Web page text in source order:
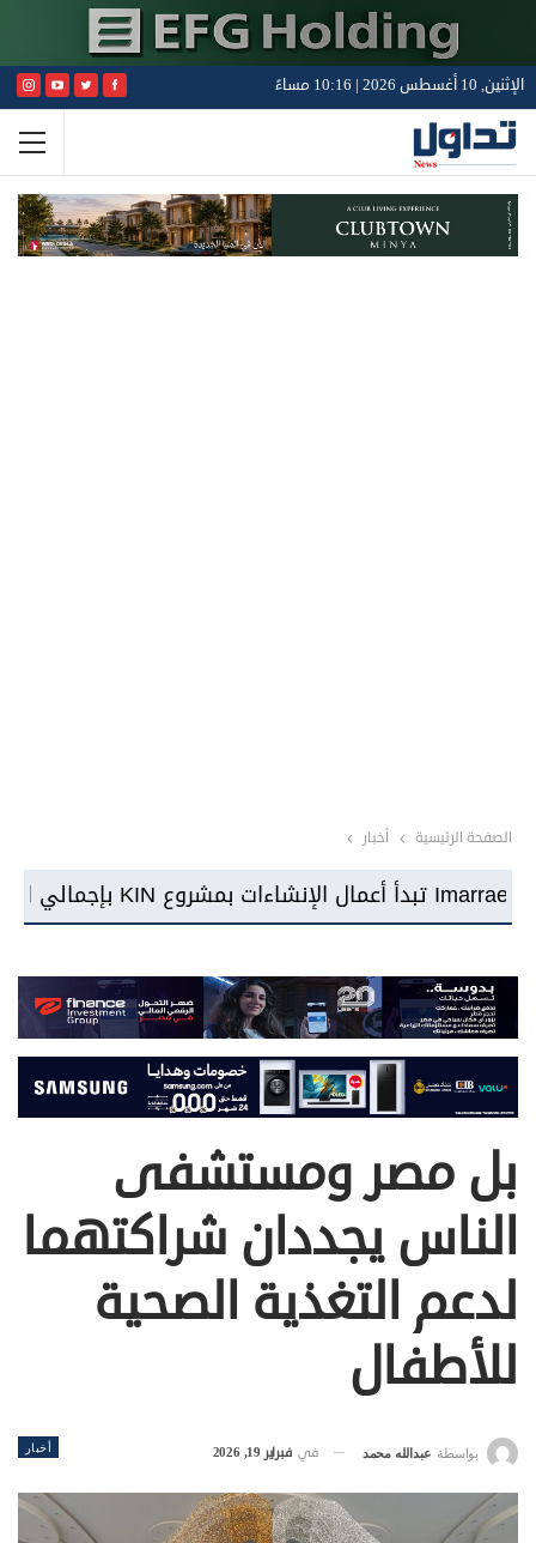
الإثنين, 10 أغسطس 2026 | 10:16 مساءً
الصفحة الرئيسية أخبار
بل مصر ومستشفى
الناس يجددان شراكتهما
لدعم التغذية الصحية
للأطفال
أخبار بواسطة عبدالله محمد في فبراير 19, 2026